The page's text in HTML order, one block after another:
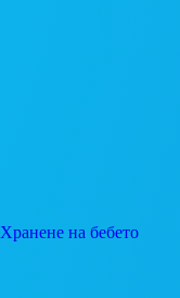
Хранене на бебето